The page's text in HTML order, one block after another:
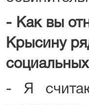
- Как вы
Крысину
- Я